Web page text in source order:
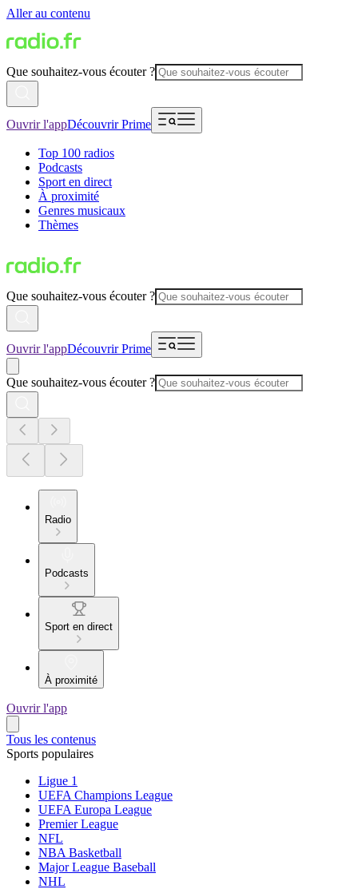
Aller au contenu
Que souhaitez-vous écouter ?
Ouvrir l'appDécouvrir Prime
Top 100 radios
Podcasts
Sport en direct
À proximité
Genres musicaux
Thèmes
Que souhaitez-vous écouter ?
Ouvrir l'appDécouvrir Prime
Que souhaitez-vous écouter ?
Radio
Podcasts
Sport en direct
À proximité
Ouvrir l'app
Tous les contenus
Sports populaires
Ligue 1
UEFA Champions League
UEFA Europa League
Premier League
NFL
NBA Basketball
Major League Baseball
NHL